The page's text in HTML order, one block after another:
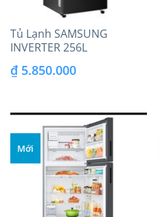
Tủ Lạnh SAMSUNG
INVERTER 256L
₫5.850.000
Mới